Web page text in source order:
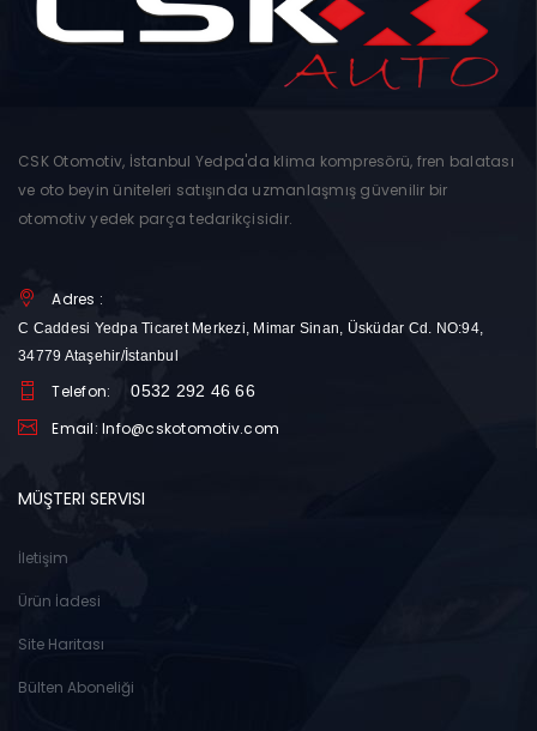
CSK Otomotiv, İstanbul Yedpa'da klima kompresörü, fren balatası
ve oto beyin üniteleri satışında uzmanlaşmış güvenilir bir
otomotiv yedek parça tedarikçisidir.
Adres :
C Caddesi Yedpa Ticaret Merkezi, Mimar Sinan, Üsküdar Cd. NO:94,
34779 Ataşehir/İstanbul
Telefon: 0532 292 46 66
Email: Info@cskotomotiv.com
MÜŞTERI SERVISI
İletişim
Ürün İadesi
Site Haritası
Bülten Aboneliği